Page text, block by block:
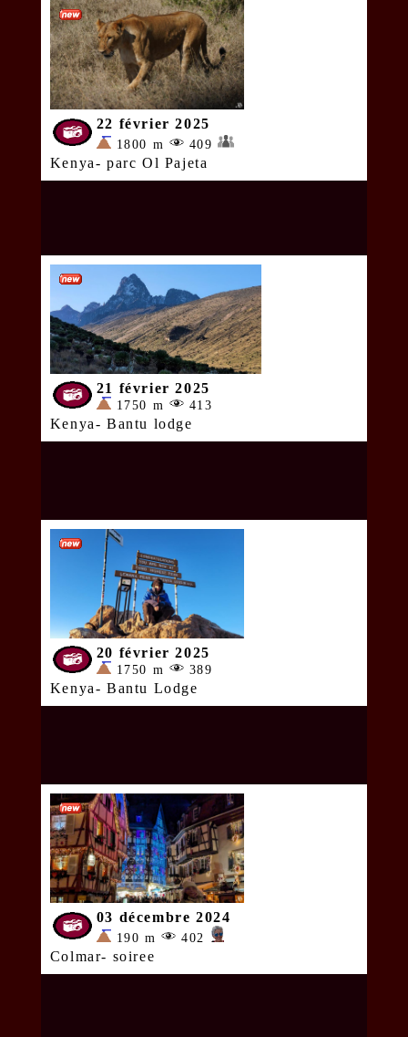
22 février 2025
1800 m 409
Kenya- parc Ol Pajeta
21 février 2025
1750 m 413
Kenya- Bantu lodge
20 février 2025
1750 m 389
Kenya- Bantu Lodge
03 décembre 2024
190 m 402
Colmar- soiree